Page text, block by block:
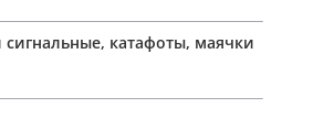
катафоты, маячки